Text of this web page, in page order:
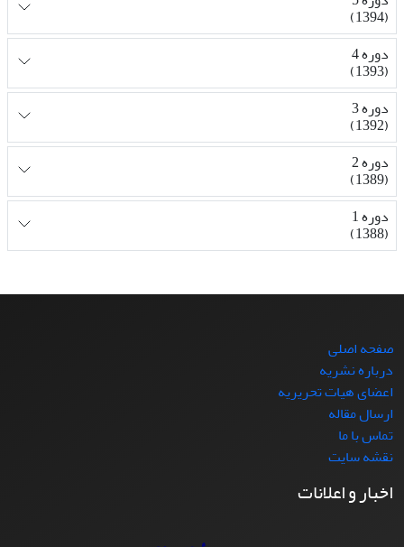
(1394)
دوره 4
(1393)
دوره 3
(1392)
دوره 2
(1389)
دوره 1
(1388)
صفحه اصلی
درباره نشریه
اعضای هیات تحریریه
ارسال مقاله
تماس با ما
نقشه سایت
اخبار و اعلانات